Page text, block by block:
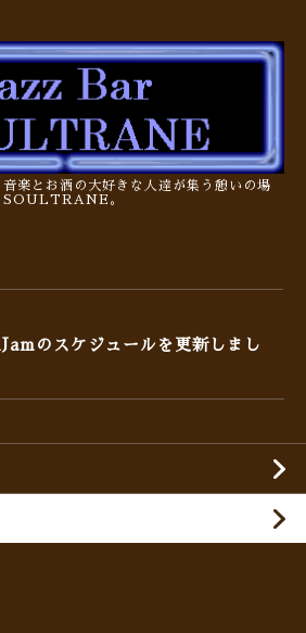
楽とお酒の大好きな人達が集う憩いの場
SOULTRANE。
のスケジュールを更新しまし